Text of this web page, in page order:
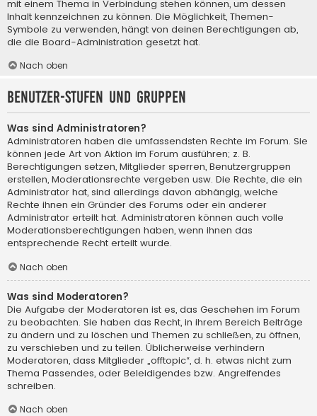
mit einem Thema in Verbindung stehen können, um dessen
Inhalt kennzeichnen zu können. Die Möglichkeit, Themen-
Symbole zu verwenden, hängt von deinen Berechtigungen ab,
die die Board-Administration gesetzt hat.
Nach oben
Benutzer-Stufen und Gruppen
Was sind Administratoren?
Administratoren haben die umfassendsten Rechte im Forum. Sie
können jede Art von Aktion im Forum ausführen; z. B.
Berechtigungen setzen, Mitglieder sperren, Benutzergruppen
erstellen, Moderationsrechte vergeben usw. Die Rechte, die ein
Administrator hat, sind allerdings davon abhängig, welche
Rechte ihnen ein Gründer des Forums oder ein anderer
Administrator erteilt hat. Administratoren können auch volle
Moderationsberechtigungen haben, wenn ihnen das
entsprechende Recht erteilt wurde.
Nach oben
Was sind Moderatoren?
Die Aufgabe der Moderatoren ist es, das Geschehen im Forum
zu beobachten. Sie haben das Recht, in ihrem Bereich Beiträge
zu ändern und zu löschen und Themen zu schließen, zu öffnen,
zu verschieben und zu teilen. Üblicherweise verhindern
Moderatoren, dass Mitglieder „offtopic“, d. h. etwas nicht zum
Thema Passendes, oder Beleidigendes bzw. Angreifendes
schreiben.
Nach oben